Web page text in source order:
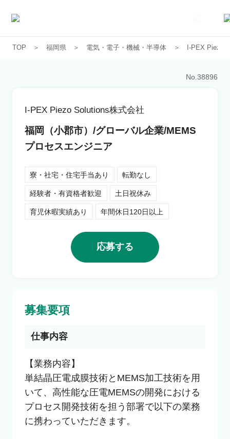
求人一覧
お気に入り求人
コラム
初めての方へ
コンサルタント紹介
利用者の声
企業の担当者様
TOP 福岡県 電気・電子・機械・半導体 I-PEX Piezo
No.38896
I-PEX Piezo Solutions株式会社
福岡（小郡市）/グローバル企業/MEMS
プロセスエンジニア
寮・社宅・住宅手当あり 転勤なし
経験者・有資格者歓迎 土日祝休み
育児休暇実績あり 年間休日120日以上
応募する
募集要項
仕事内容
【業務内容】
単結晶圧電成膜技術とMEMS加工技術を用
いて、高性能な圧電MEMSの開発における
プロセス開発技術を担う部署で以下の業務
に携わっていただきます。